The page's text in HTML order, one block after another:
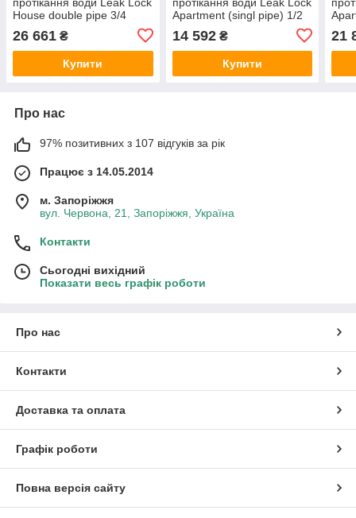
House double pipe 3/4
26 661 ₴
Купити
Apartment (singl pipe) 1/2
14 592₴
Купити
21
Про нас
97% позитивних з 107 відгуків за рік
Працює з 14.05.2014
м. Запоріжжя
вул. Червона, 21, Запоріжжя, Україна
Контакти
Сьогодні вихідний
Показати весь графік роботи
Про нас
Контакти
Доставка та оплата
Графік роботи
Повна версія сайту